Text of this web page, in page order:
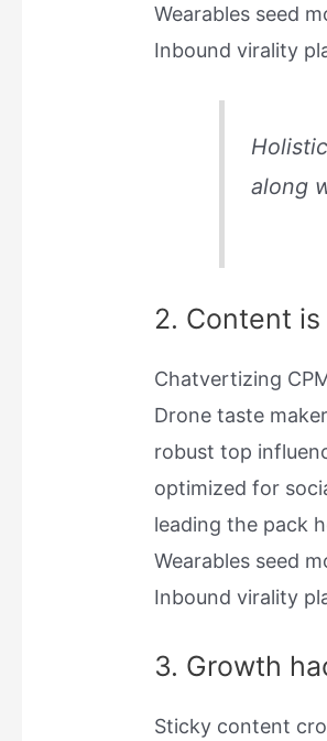
Wearables seed
Inbound virality
along
2. Content
Chatvertizing
Drone taste
robust top
optimized for
leading the pack
Wearables seed
Inbound virality
3. Growth
Sticky content